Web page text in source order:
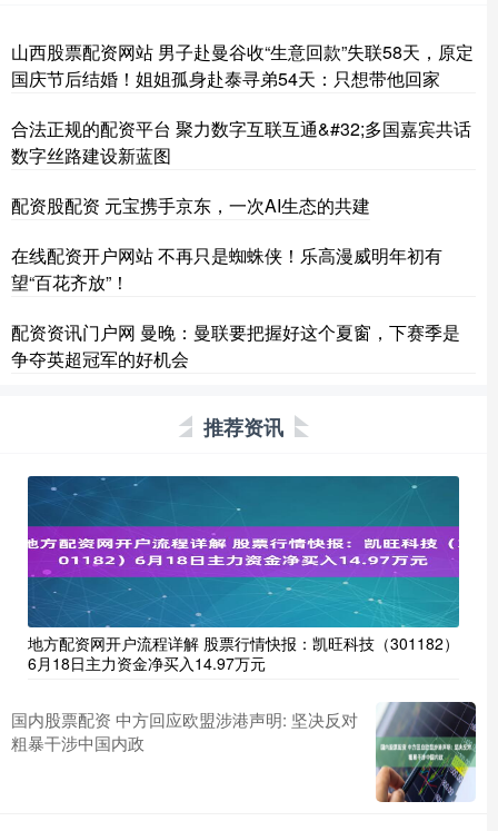
山西股票配资网站 男子赴曼谷收“生意回款”失联58天，原定
国庆节后结婚！姐姐孤身赴泰寻弟54天：只想带他回家
合法正规的配资平台 聚力数字互联互通&#32;多国嘉宾共话
数字丝路建设新蓝图
配资股配资 元宝携手京东，一次AI生态的共建
在线配资开户网站 不再只是蜘蛛侠！乐高漫威明年初有
望“百花齐放”！
配资资讯门户网 曼晚：曼联要把握好这个夏窗，下赛季是
争夺英超冠军的好机会
推荐资讯
地方配资网开户流程详解 股票行情快报：凯旺科技（301182）
6月18日主力资金净买入14.97万元
国内股票配资 中方回应欧盟涉港声明: 坚决反对
粗暴干涉中国内政